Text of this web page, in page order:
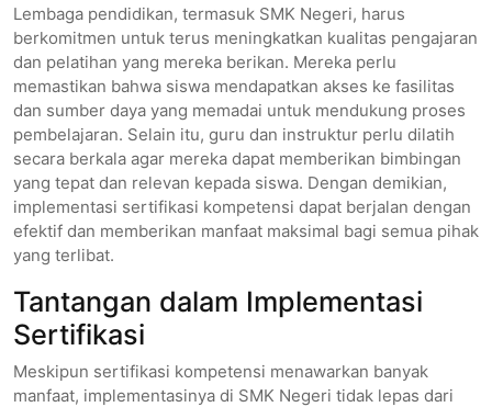
Lembaga pendidikan, termasuk SMK Negeri, harus
berkomitmen untuk terus meningkatkan kualitas pengajaran
dan pelatihan yang mereka berikan. Mereka perlu
memastikan bahwa siswa mendapatkan akses ke fasilitas
dan sumber daya yang memadai untuk mendukung proses
pembelajaran. Selain itu, guru dan instruktur perlu dilatih
secara berkala agar mereka dapat memberikan bimbingan
yang tepat dan relevan kepada siswa. Dengan demikian,
implementasi sertifikasi kompetensi dapat berjalan dengan
efektif dan memberikan manfaat maksimal bagi semua pihak
yang terlibat.
Tantangan dalam Implementasi
Sertifikasi
Meskipun sertifikasi kompetensi menawarkan banyak
manfaat, implementasinya di SMK Negeri tidak lepas dari